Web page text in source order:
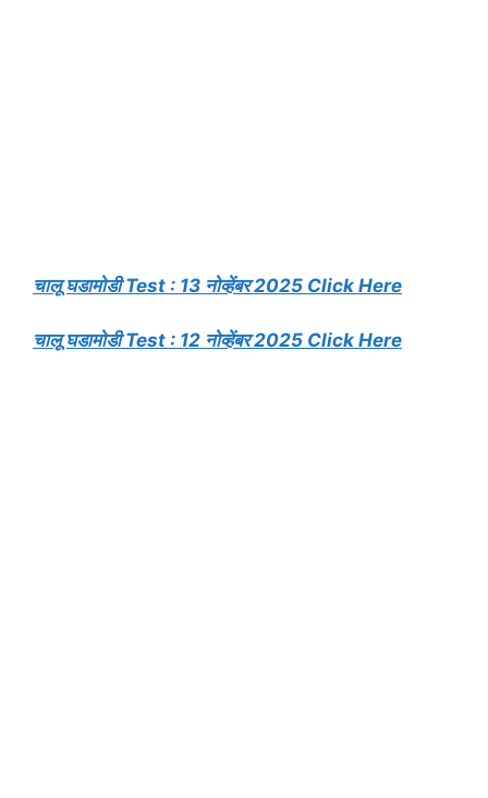
चालू घडामोडी Test : 13 नोव्हेंबर 2025 Click Here
चालू घडामोडी Test : 12 नोव्हेंबर 2025 Click Here